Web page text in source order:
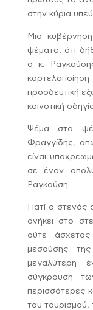
στην κύρια
Μια
ψέματα, ότι
ο κ.
προοδευτική
κοινοτική
Ψέμα στο
Φραγγίδης,
είναι
σε έναν
Ραγκούση.
Γιατί ο
ανήκει στο
ούτε
μεσούσης της
μεγαλύτερη
σύγκρουση
περισσότερες
του τουρισμού,